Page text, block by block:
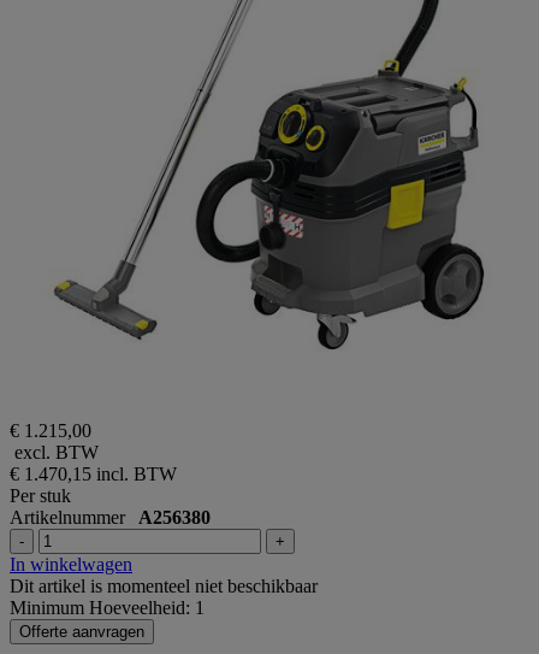
€ 1.215,00
excl. BTW
€ 1.470,15 incl. BTW
Per stuk
Artikelnummer A256380
- +
In winkelwagen
Dit artikel is momenteel niet beschikbaar
Minimum Hoeveelheid: 1
Offerte aanvragen